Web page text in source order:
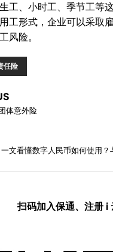
工、小时工、季节工等
工形式，企业可以采取
风险。
任险
体意外险
一文看懂数字人民币如何使用？
扫码加入保通、注册 i